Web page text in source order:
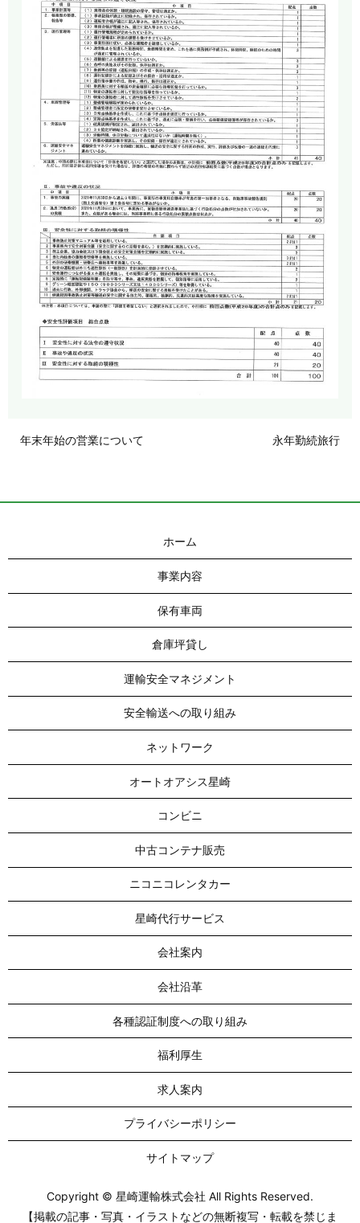
年末年始の営業について 永年勤続旅行
ホーム
事業内容
保有車両
倉庫坪貸し
運輸安全マネジメント
安全輸送への取り組み
ネットワーク
オートオアシス星崎
コンビニ
中古コンテナ販売
ニコニコレンタカー
星崎代行サービス
会社案内
会社沿革
各種認証制度への取り組み
福利厚生
求人案内
プライバシーポリシー
サイトマップ
Copyright © 星崎運輸株式会社 All Rights Reserved.
【掲載の記事・写真・イラストなどの無断複写・転載を禁じま